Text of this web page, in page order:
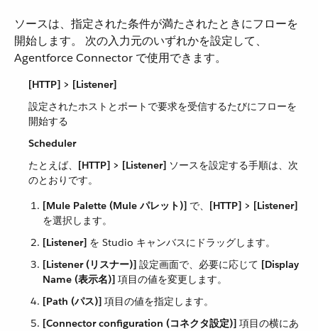
ソースは、指定された条件が満たされたときにフローを
開始します。 次の入力元のいずれかを設定して、
Agentforce Connector で使用できます。
[HTTP] > [Listener]
設定されたホストとポートで要求を受信するたびにフローを
開始する
Scheduler
たとえば、​ [HTTP] > [Listener] ​ ソースを設定する手順は、次
のとおりです。
[Mule Palette (Mule パレット)] ​ で、​ [HTTP] > [Listener]
を選択します。
[Listener] ​ を Studio キャンバスにドラッグします。
[Listener (リスナー)] ​ 設定画面で、必要に応じて ​ [Display
Name (表示名)] ​ 項目の値を変更します。
[Path (パス)] ​ 項目の値を指定します。
[Connector configuration (コネクタ設定)] ​ 項目の横にあ